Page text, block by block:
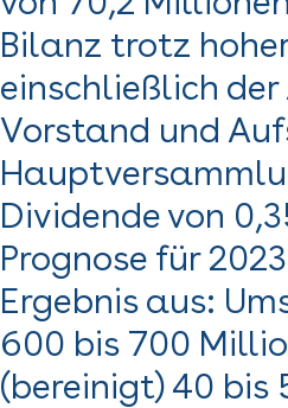
Bilanz trotz
einschließlich
Vorstand und
Dividende von
Prognose für
Ergebnis aus:
600 bis 700
(bereinigt) 40 bis